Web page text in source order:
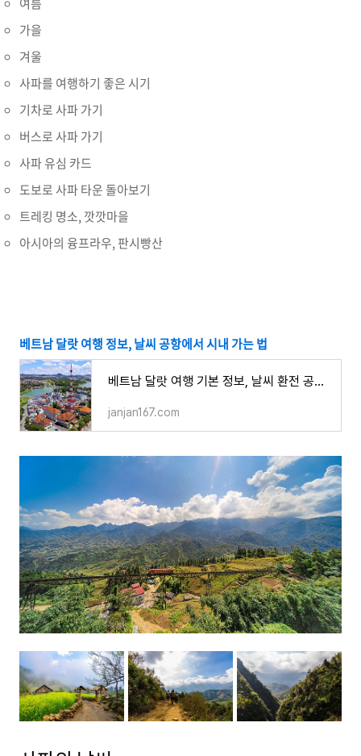
가을
겨울
사파를 여행하기 좋은 시기
기차로 사파 가기
버스로 사파 가기
사파 유심 카드
도보로 사파 타운 돌아보기
트레킹 명소, 깟깟마을
아시아의 융프라우, 판시빵산
베트남 달랏 여행 정보, 날씨 공항에서 시내 가는 법
베트남 달랏 여행 기본 정보, 날씨 환전 공항에서 시내 준비물 옷차림
janjan167.com